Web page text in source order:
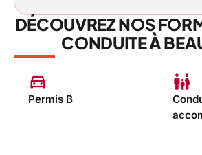
DÉCOUVREZ NOS
CONDUITE À
directions_car
Permis B
family_restroom